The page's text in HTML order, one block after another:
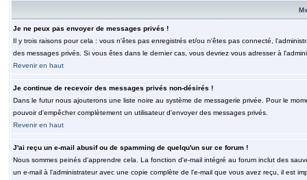
Je ne peux pas envoyer de messages privés !
Il y trois raisons pour cela : vous n'êtes pas enregistrés et/ou n'êtes pas connecté,
des messages privés. Si vous êtes dans le dernier cas, vous devriez vous adresser à
Revenir en haut
Je continue de recevoir des messages privés non-désirés !
Dans le futur nous ajouterons une liste noire au système de messagerie privée. Pour le
pouvoir d'empêcher complètement un utilisateur d'envoyer des messages privés.
Revenir en haut
J'ai reçu un e-mail abusif ou de spamming de quelqu'un sur ce forum !
Nous sommes peinés d'apprendre cela. La fonction d'e-mail intégré au forum inclut des
un e-mail à l'administrateur avec une copie complète de l'e-mail que vous avez reçu, il est